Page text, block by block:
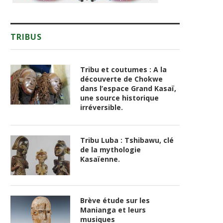
TRIBUS
Tribu et coutumes : A la
découverte de Chokwe
dans l’espace Grand Kasaï,
une source historique
irréversible.
Tribu Luba : Tshibawu, clé
de la mythologie
Kasaïenne.
Brève étude sur les
Manianga et leurs
musiques